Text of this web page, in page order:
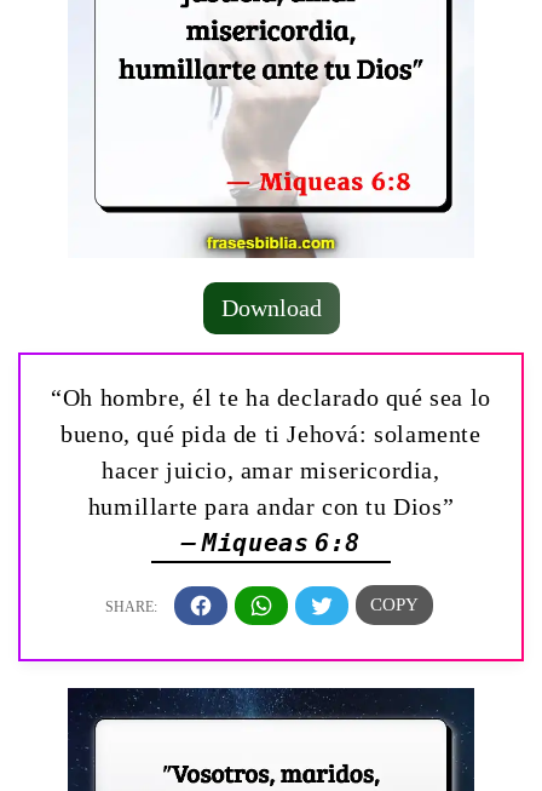
Download
“Oh hombre, él te ha declarado qué sea lo
bueno, qué pida de ti Jehová: solamente
hacer juicio, amar misericordia,
humillarte para andar con tu Dios”
— Miqueas 6:8